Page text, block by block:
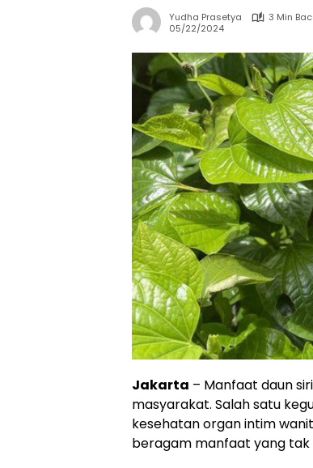
Yudha Prasetya
3 Min
05/22/2024
Jakarta – Manfaat daun
masyarakat. Salah satu
kesehatan organ intim
beragam manfaat yang